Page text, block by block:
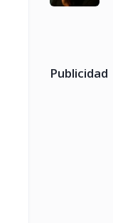
Publicidad